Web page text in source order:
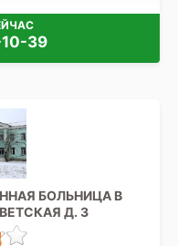
39
БОЛЬНИЦА В
Д. 3